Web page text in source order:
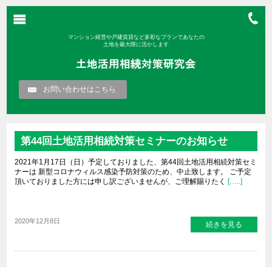
マンション経営や戸建賃貸など多彩なプランであなたの
土地を最大限に活かします
お問い合わせはこちら
第44回土地活用相続対策セミナーのお知らせ
2021年1月17日（日）予定しておりました、第44回土地活用相続対策セミ
ナーは 新型コロナウィルス感染予防対策のため、中止致します。 ご予定
頂いておりました方には申し訳ございませんが、ご理解賜りたく […..]
2020年12月8日 続きを見る